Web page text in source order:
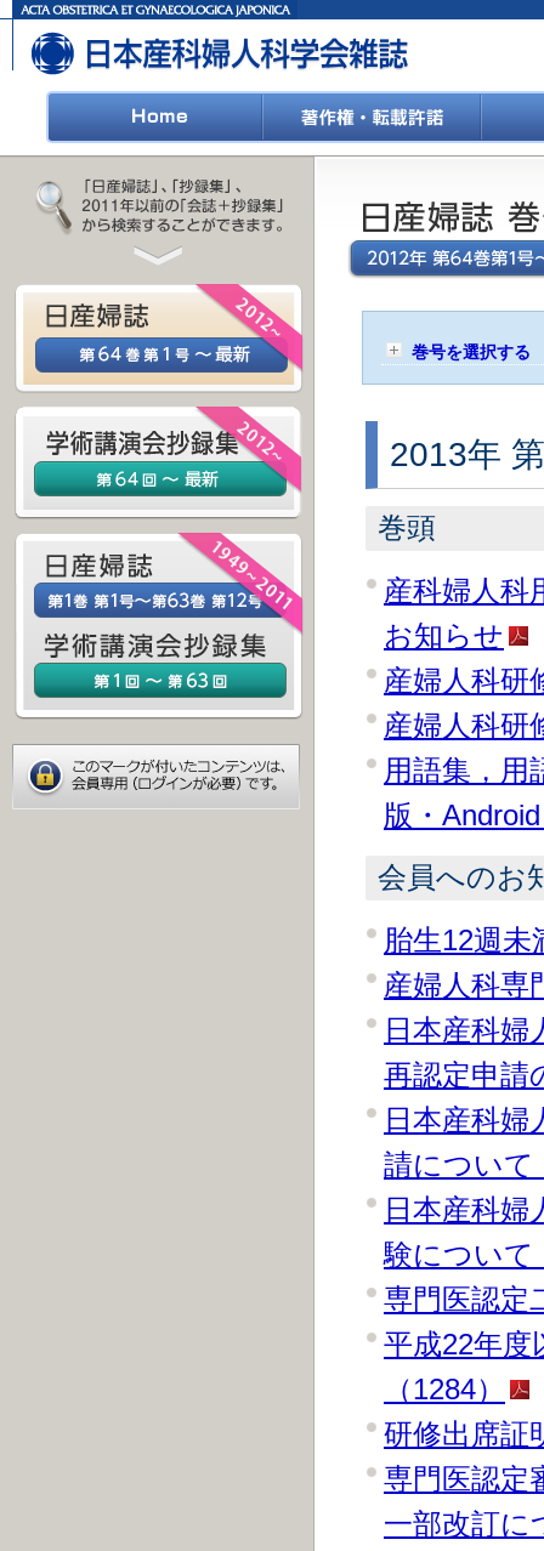
巻号を選択する
2013年
巻頭
産科婦人科
お知らせ
産婦人科研
産婦人科研
用語集，用
版・
会員へのお
胎生12週
産婦人科専
日本産科婦
再認定申請
日本産科婦
請について
日本産科婦
験について
専門医認定
平成22年度
（1284）
研修出席証
専門医認定
一部改訂に